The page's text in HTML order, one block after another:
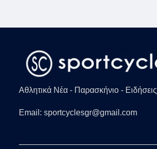
Αθλητικά Νέα - Παρασκήνιο - Ειδήσεις
Email: sportcyclesgr@gmail.com